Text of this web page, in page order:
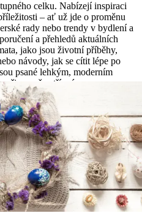
celku. Nabízejí inspiraci
– ať už jde o proměnu
rady nebo trendy v bydlení a
a přehledů aktuálních
jako jsou životní příběhy,
návody, jak se cítit lépe po
psané lehkým, moderním
přirozeně vstřícný.